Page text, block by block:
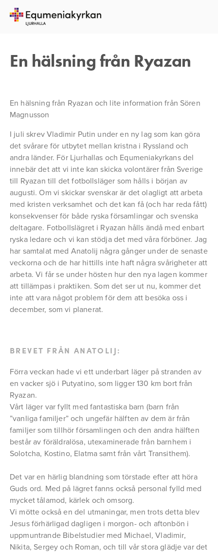
En hälsning från Ryazan
En hälsning från Ryazan och lite information från Sören
Magnusson
I juli skrev Vladimir Putin under en ny lag som kan göra
det svårare för utbytet mellan kristna i Ryssland och
andra länder. För Ljurhallas och Equmeniakyrkans del
innebär det att vi inte kan skicka volontärer från Sverige
till Ryazan till det fotbollsläger som hålls i början av
augusti. Om vi skickar svenskar är det olagligt att arbeta
med kristen verksamhet och det kan få (och har reda fått)
konsekvenser för både ryska församlingar och svenska
deltagare. Fotbollslägret i Ryazan hålls ändå med enbart
ryska ledare och vi kan stödja det med våra förböner. Jag
har samtalat med Anatolij några gånger under de senaste
veckorna och de har hittills inte haft några svårigheter att
arbeta. Vi får se under hösten hur den nya lagen kommer
att tillämpas i praktiken. Som det ser ut nu, kommer det
inte att vara något problem för dem att besöka oss i
december, som vi planerat.
BREVET FRÅN ANATOLIJ:
Förra veckan hade vi ett underbart läger på stranden av
en vacker sjö i Putyatino, som ligger 130 km bort från
Ryazan.
Vårt läger var fyllt med fantastiska barn (barn från
”vanliga familjer” och ungefär hälften av dem är från
familjer som tillhör församlingen och den andra hälften
består av föräldralösa, utexaminerade från barnhem i
Solotcha, Kostino, Elatma samt från vårt Transithem).
Det var en härlig blandning som törstade efter att höra
Guds ord. Med på lägret fanns också personal fylld med
mycket tålamod, kärlek och omsorg.
Vi mötte också en del utmaningar, men trots detta blev
Jesus förhärligad dagligen i morgon- och aftonbön i
uppmuntrande Bibelstudier med Michael, Vladimir,
Nikita, Sergey och Roman, och till vår stora glädje var det
1 AUGUSTI 2016